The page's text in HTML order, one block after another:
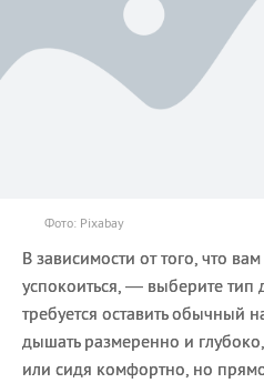
Фото: Pixabay
В зависимости от того, что
успокоиться, — выберите тип
требуется оставить обычный
дышать размеренно и
или сидя комфортно, но